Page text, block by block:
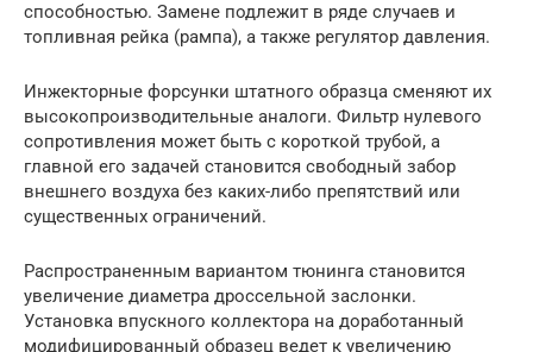
способностью. Замене подлежит в ряде случаев и
топливная рейка (рампа), а также регулятор давления.
Инжекторные форсунки штатного образца сменяют их
высокопроизводительные аналоги. Фильтр нулевого
сопротивления может быть с короткой трубой, а
главной его задачей становится свободный забор
внешнего воздуха без каких-либо препятствий или
существенных ограничений.
Распространенным вариантом тюнинга становится
увеличение диаметра дроссельной заслонки.
Установка впускного коллектора на доработанный
модифицированный образец ведет к увеличению